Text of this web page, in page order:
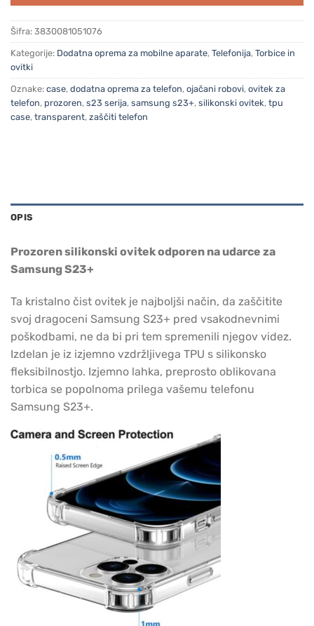
Šifra: 3830081051076
Kategorije: Dodatna oprema za mobilne aparate, Telefonija, Torbice in
ovitki
Oznake: case, dodatna oprema za telefon, ojačani robovi, ovitek za
telefon, prozoren, s23 serija, samsung s23+, silikonski ovitek, tpu
case, transparent, zaščiti telefon
OPIS
Prozoren silikonski ovitek odporen na udarce za
Samsung S23+
Ta kristalno čist ovitek je najboljši način, da zaščitite
svoj dragoceni Samsung S23+ pred vsakodnevnimi
poškodbami, ne da bi pri tem spremenili njegov videz.
Izdelan je iz izjemno vzdržljivega TPU s silikonsko
fleksibilnostjo. Izjemno lahka, preprosto oblikovana
torbica se popolnoma prilega vašemu telefonu
Samsung S23+.